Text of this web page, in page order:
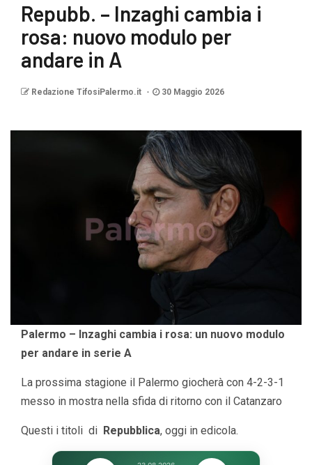
Repubb. – Inzaghi cambia i
rosa: nuovo modulo per
andare in A
Redazione TifosiPalermo.it 30 Maggio 2026
Palermo – Inzaghi cambia i rosa: un nuovo modulo
per andare in serie A
La prossima stagione il Palermo giocherà con 4-2-3-1
messo in mostra nella sfida di ritorno con il Catanzaro
Questi i titoli di Repubblica, oggi in edicola.